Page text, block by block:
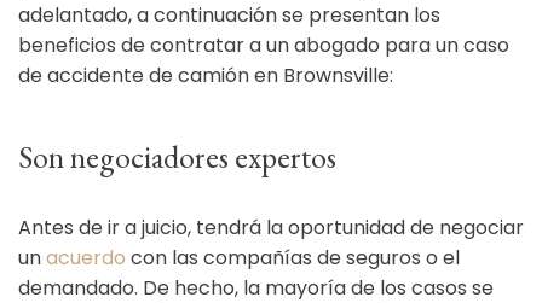
adelantado, a continuación se presentan los
beneficios de contratar a un abogado para un caso
de accidente de camión en Brownsville:
Son negociadores expertos
Antes de ir a juicio, tendrá la oportunidad de negociar
unacuerdo con las compañías de seguros o el
demandado. De hecho, la mayoría de los casos se